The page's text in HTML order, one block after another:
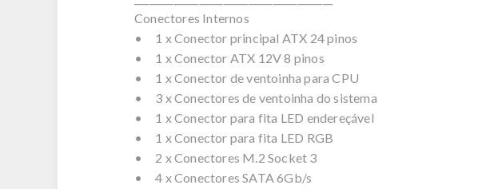
Conectores Internos
• 1 x Conector principal ATX 24 pinos
• 1 x Conector ATX 12V 8 pinos
• 1 x Conector de ventoinha para CPU
• 3 x Conectores de ventoinha do sistema
• 1 x Conector para fita LED endereçável
• 1 x Conector para fita LED RGB
• 2 x Conectores M.2 Socket 3
• 4 x Conectores SATA 6Gb/s